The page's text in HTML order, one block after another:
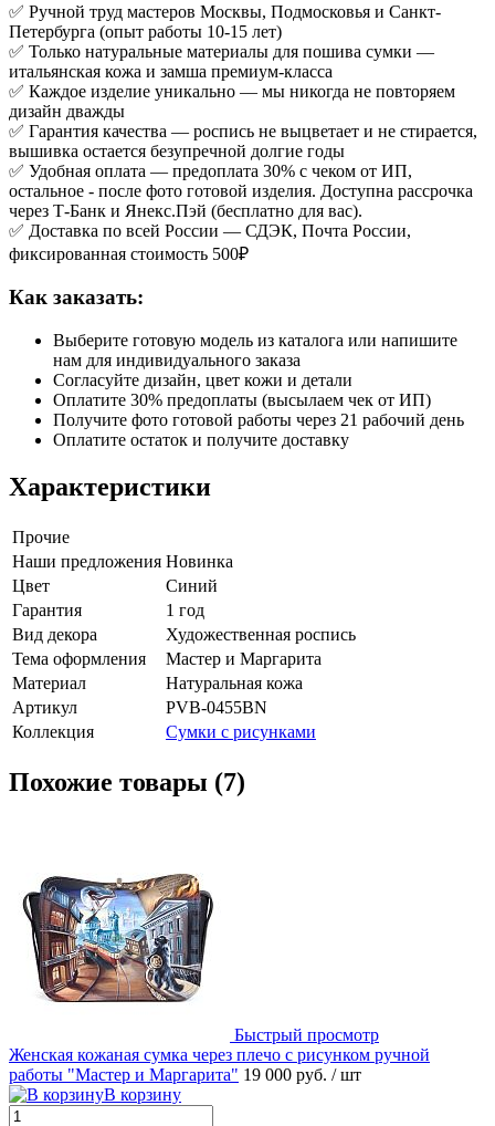
✅ Ручной труд мастеров Москвы, Подмосковья и Санкт-
Петербурга (опыт работы 10-15 лет)
✅ Только натуральные материалы для пошива сумки —
итальянская кожа и замша премиум-класса
✅ Каждое изделие уникально — мы никогда не повторяем
дизайн дважды
✅ Гарантия качества — роспись не выцветает и не стирается,
вышивка остается безупречной долгие годы
✅ Удобная оплата — предоплата 30% с чеком от ИП,
остальное - после фото готовой изделия. Доступна рассрочка
через Т-Банк и Янекс.Пэй (бесплатно для вас).
✅ Доставка по всей России — СДЭК, Почта России,
фиксированная стоимость 500₽
Как заказать:
Выберите готовую модель из каталога или напишите
нам для индивидуального заказа
Согласуйте дизайн, цвет кожи и детали
Оплатите 30% предоплаты (высылаем чек от ИП)
Получите фото готовой работы через 21 рабочий день
Оплатите остаток и получите доставку
Характеристики
Прочие
Наши предложения Новинка
Цвет
Синий
Гарантия
1 год
Вид декора
Художественная роспись
Тема оформления
Мастер и Маргарита
Материал
Натуральная кожа
Артикул
PVB-0455BN
Коллекция
Сумки с рисунками
Похожие товары (7)
Быстрый просмотр
Женская кожаная сумка через плечо с рисунком ручной
работы "Мастер и Маргарита" 19 000 руб. / шт
В корзину